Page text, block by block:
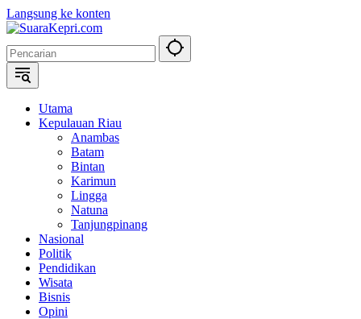
Langsung ke konten
Utama
Kepulauan Riau
Anambas
Batam
Bintan
Karimun
Lingga
Natuna
Tanjungpinang
Nasional
Politik
Pendidikan
Wisata
Bisnis
Opini